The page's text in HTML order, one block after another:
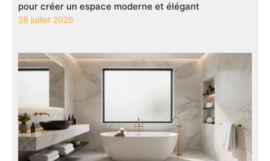
pour créer un espace moderne et élégant
28 juillet 2026